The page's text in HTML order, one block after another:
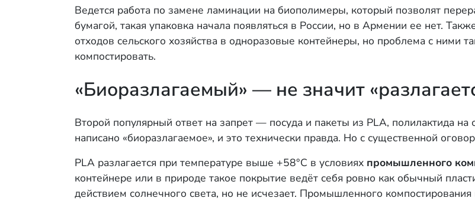
Ведется работа по замене ламинации на биополимеры, который позволят
бумагой, такая упаковка начала появляться в России, но в Армении ее нет.
отходов сельского хозяйства в одноразовые контейнеры, но проблема с ними
компостировать.
«Биоразлагаемый» — не значит
Второй популярный ответ на запрет — посуда и пакеты из PLA, полилактида на
написано «биоразлагаемое», и это технически правда. Но с существенной
PLA разлагается при температуре выше +58°C в условиях промышленного
контейнере или в природе такое покрытие ведёт себя ровно как обычный
действием солнечного света, но не исчезает. Промышленного компостирования